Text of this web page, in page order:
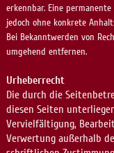
erkennbar. Eine
jedoch ohne konkrete
Bei Bekanntwerden von
umgehend entfernen.
Urheberrecht
Die durch die
diesen Seiten
Vervielfältigung,
Verwertung außerhalb